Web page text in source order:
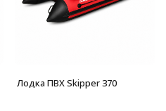
Лодка ПВХ Skipper 370